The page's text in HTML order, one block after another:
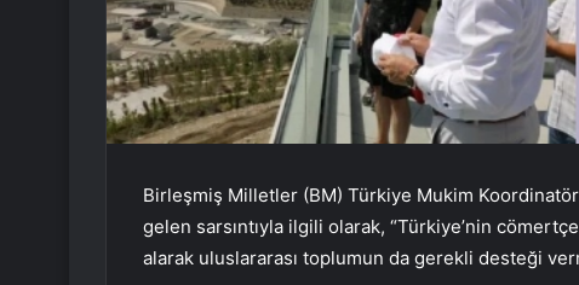
Birleşmiş Milletler (BM) Türkiye Mukim
gelen sarsıntıyla ilgili olarak, “Türkiye’nin
alarak uluslararası toplumun da gerekli desteği